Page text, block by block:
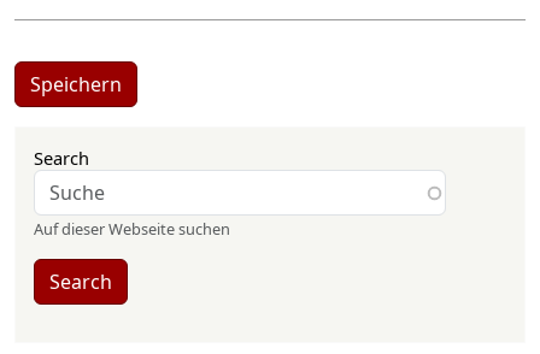
Speichern
Search
Auf dieser Webseite suchen
Search